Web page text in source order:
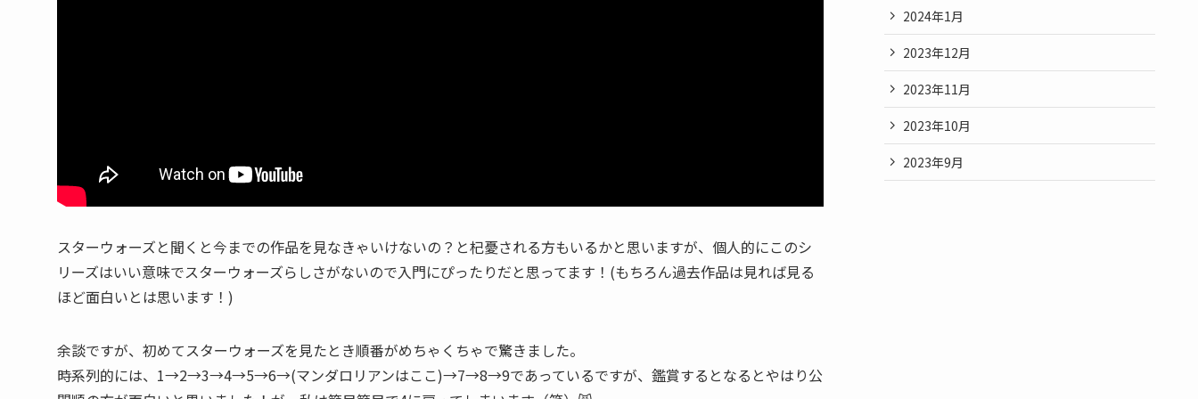
スターウォーズと聞くと今までの作品を見なきゃいけないの？と杞憂される方もいるかと思いますが、個人的にこのシ
リーズはいい意味でスターウォーズらしさがないので入門にぴったりだと思ってます！(もちろん過去作品は見れば見る
ほど面白いとは思います！)
余談ですが、初めてスターウォーズを見たとき順番がめちゃくちゃで驚きました。
時系列的には、1→2→3→4→5→6→(マンダロリアンはここ)→7→8→9であっているですが、鑑賞するとなるとやはり公
2024年1月
2023年12月
2023年11月
2023年10月
2023年9月